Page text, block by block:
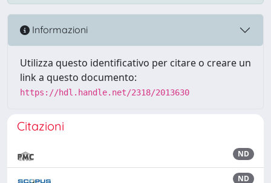
Informazioni
Utilizza questo identificativo per citare o creare un
link a questo documento:
https://hdl.handle.net/2318/2013630
Citazioni
ND
ND